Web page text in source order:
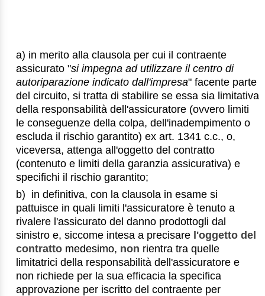
a) in merito alla clausola per cui il contraente
assicurato "si impegna ad utilizzare il centro di
autoriparazione indicato dall'impresa" facente parte
del circuito, si tratta di stabilire se essa sia limitativa
della responsabilità dell'assicuratore (ovvero limiti
le conseguenze della colpa, dell'inadempimento o
escluda il rischio garantito) ex art. 1341 c.c., o,
viceversa, attenga all'oggetto del contratto
(contenuto e limiti della garanzia assicurativa) e
specifichi il rischio garantito;
b) in definitiva, con la clausola in esame si
pattuisce in quali limiti l'assicuratore è tenuto a
rivalere l'assicurato del danno prodottogli dal
sinistro e, siccome intesa a precisare l'oggetto del
contratto medesimo, non rientra tra quelle
limitatrici della responsabilità dell'assicuratore e
non richiede per la sua efficacia la specifica
approvazione per iscritto del contraente per